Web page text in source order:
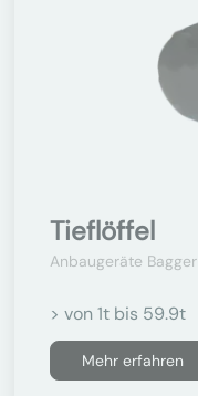
Tieflöffel
Anbaugeräte Bagger
> von 1t bis 59.9t
Mehr erfahren